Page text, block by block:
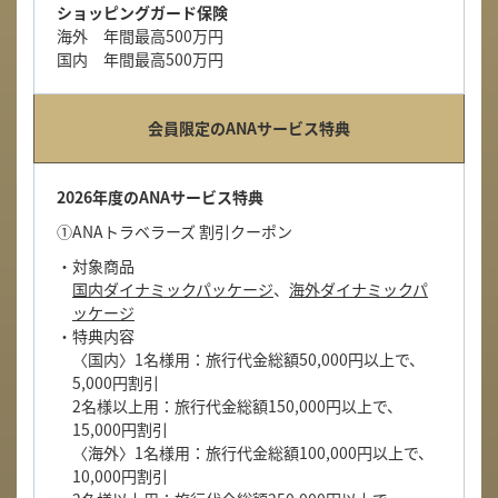
ショッピングガード保険
海外 年間最高500万円
国内 年間最高500万円
会員限定のANAサービス特典
2026年度のANAサービス特典
①ANAトラベラーズ 割引クーポン
・対象商品
国内ダイナミックパッケージ、 海外ダイナミックパ
ッケージ
・特典内容
〈国内〉1名様用：旅行代金総額50,000円以上で、
5,000円割引
2名様以上用：旅行代金総額150,000円以上で、
15,000円割引
〈海外〉1名様用：旅行代金総額100,000円以上で、
10,000円割引